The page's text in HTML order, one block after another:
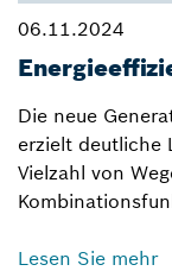
06.11.2024
Die neue
erzielt deutliche
Vielzahl von
Lesen Sie mehr